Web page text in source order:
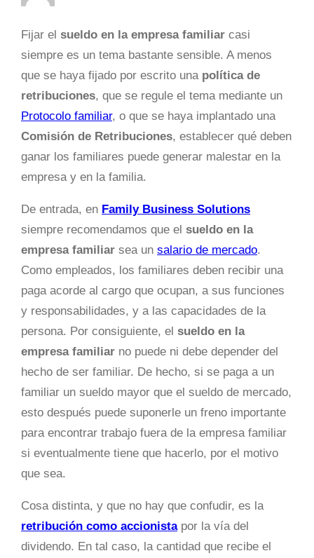
Fijar el sueldo en la empresa familiar casi
siempre es un tema bastante sensible. A menos
que se haya fijado por escrito una política de
retribuciones, que se regule el tema mediante un
Protocolo familiar, o que se haya implantado una
Comisión de Retribuciones, establecer qué deben
ganar los familiares puede generar malestar en la
empresa y en la familia.
De entrada, en Family Business Solutions
siempre recomendamos que el sueldo en la
empresa familiar sea un salario de mercado.
Como empleados, los familiares deben recibir una
paga acorde al cargo que ocupan, a sus funciones
y responsabilidades, y a las capacidades de la
persona. Por consiguiente, el sueldo en la
empresa familiar no puede ni debe depender del
hecho de ser familiar. De hecho, si se paga a un
familiar un sueldo mayor que el sueldo de mercado,
esto después puede suponerle un freno importante
para encontrar trabajo fuera de la empresa familiar
si eventualmente tiene que hacerlo, por el motivo
que sea.
Cosa distinta, y que no hay que confudir, es la
retribución como accionistapor la vía del
dividendo. En tal caso, la cantidad que recibe el